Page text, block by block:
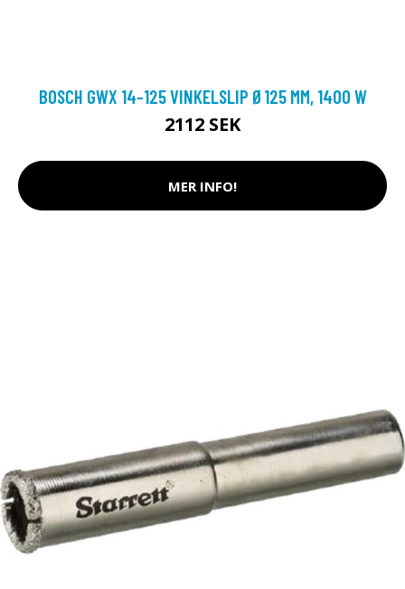
BOSCH GWX 14-125 VINKELSLIP Ø125 MM, 1400 W
2112 SEK
MER INFO!